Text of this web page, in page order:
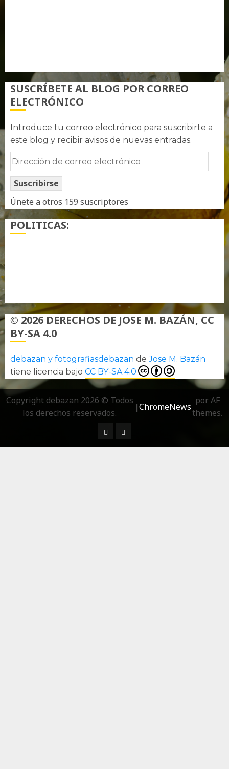
SUSCRÍBETE AL BLOG POR CORREO
ELECTRÓNICO
Introduce tu correo electrónico para suscribirte a
este blog y recibir avisos de nuevas entradas.
Dirección
de
correo
electrónico
Suscribirse
Únete a otros 159 suscriptores
POLITICAS:
© 2026 DERECHOS DE JOSE M. BAZÁN, CC
BY-SA 4.0
debazan y fotografiasdebazan deJose M. Bazán
tiene licencia bajo CC BY-SA 4.0
Copyright debazan 2026 © Todos
los derechos reservados.
|ChromeNews
por AF
themes.
¿ Quién soy…?
Más información sobre las